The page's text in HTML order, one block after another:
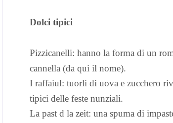
Dolci tipici
Pizzicanelli: hanno la forma di un
cannella (da qui il nome).
I raffaiul: tuorli di uova e zucchero
tipici delle feste nunziali.
La past d la zeit: una spuma di